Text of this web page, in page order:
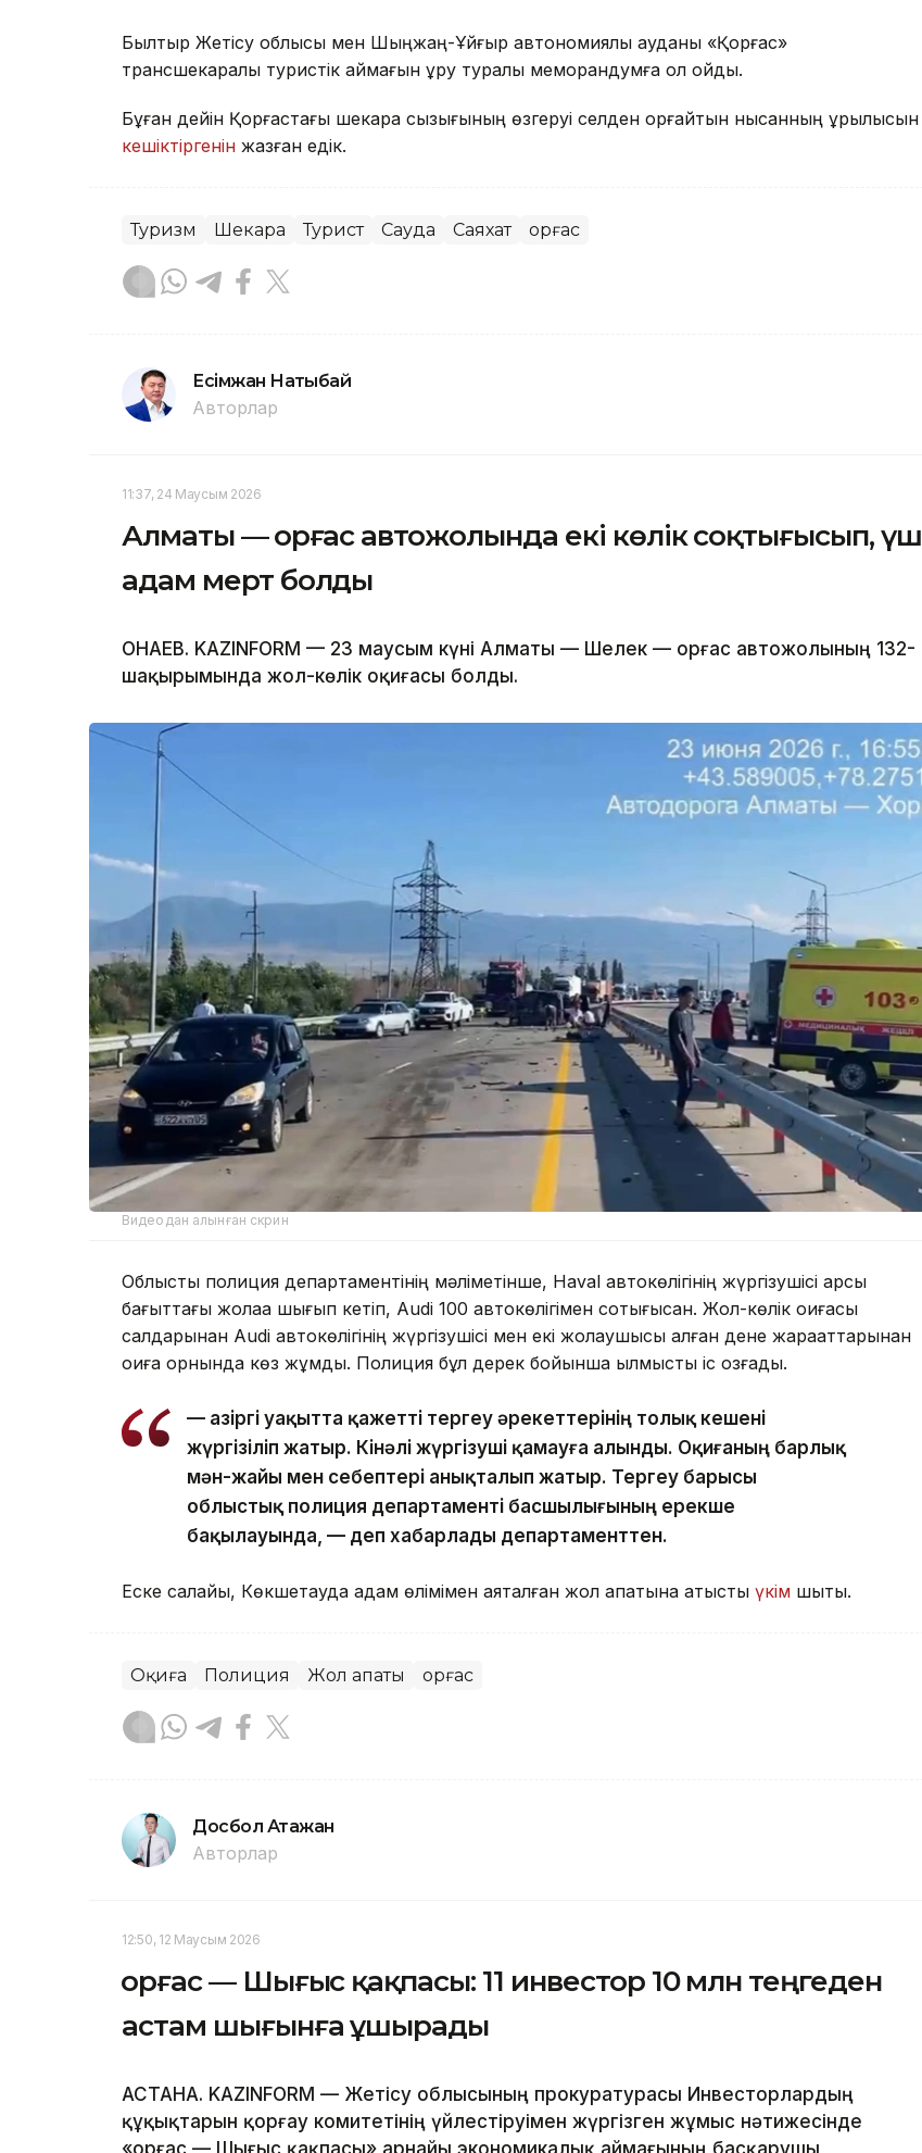
Былтыр Жетісу облысы мен Шыңжаң-Ұйғыр автономиялық ауданы «Қорғас»
трансшекаралық туристік аймағын құру туралы меморандумға қол қойды.
Бұған дейін Қорғастағы шекара сызығының өзгеруі селден қорғайтын нысанның құрылысын
кешіктіргенін жазған едік.
Туризм Шекара Турист Сауда Саяхат Қорғас
Есімжан Нақтыбай
Авторлар
11:37, 24 Маусым 2026
Алматы — Қорғас автожолында екі көлік соқтығысып, үш
адам мерт болды
ҚОНАЕВ. KAZINFORM — 23 маусым күні Алматы — Шелек — Қорғас автожолының 132-
шақырымында жол-көлік оқиғасы болды.
Видеодан алынған скрин
Облыстық полиция департаментінің мәліметінше, Haval автокөлігінің жүргізушісі қарсы
бағыттағы жолаққа шығып кетіп, Audi 100 автокөлігімен соқтығысқан. Жол-көлік оқиғасы
салдарынан Audi автокөлігінің жүргізушісі мен екі жолаушысы алған дене жарақаттарынан
оқиға орнында көз жұмды. Полиция бұл дерек бойынша қылмыстық іс қозғады.
— Қазіргі уақытта қажетті тергеу әрекеттерінің толық кешені
жүргізіліп жатыр. Кінәлі жүргізуші қамауға алынды. Оқиғаның барлық
мән-жайы мен себептері анықталып жатыр. Тергеу барысы
облыстық полиция департаменті басшылығының ерекше
бақылауында, — деп хабарлады департаменттен.
Еске салайық, Көкшетауда адам өлімімен аяқталған жол апатына қатысты үкім шықты.
Оқиға Полиция Жол апаты Қорғас
Досбол Атажан
Авторлар
12:50, 12 Маусым 2026
Қорғас — Шығыс қақпасы: 11 инвестор 10 млн теңгеден
астам шығынға ұшырады
АСТАНА. KAZINFORM — Жетісу облысының прокуратурасы Инвесторлардың
құқықтарын қорғау комитетінің үйлестіруімен жүргізген жұмыс нәтижесінде
«Қорғас — Шығыс қақпасы» арнайы экономикалық аймағының басқарушы